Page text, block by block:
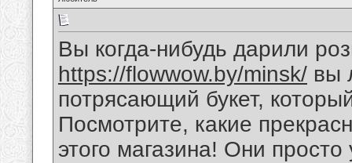
Вы когда-нибудь дарили
https://flowwow.by/minsk/ вы
потрясающий букет,
Посмотрите, какие
этого магазина! Они